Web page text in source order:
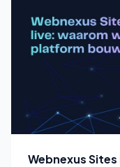
Webnexus